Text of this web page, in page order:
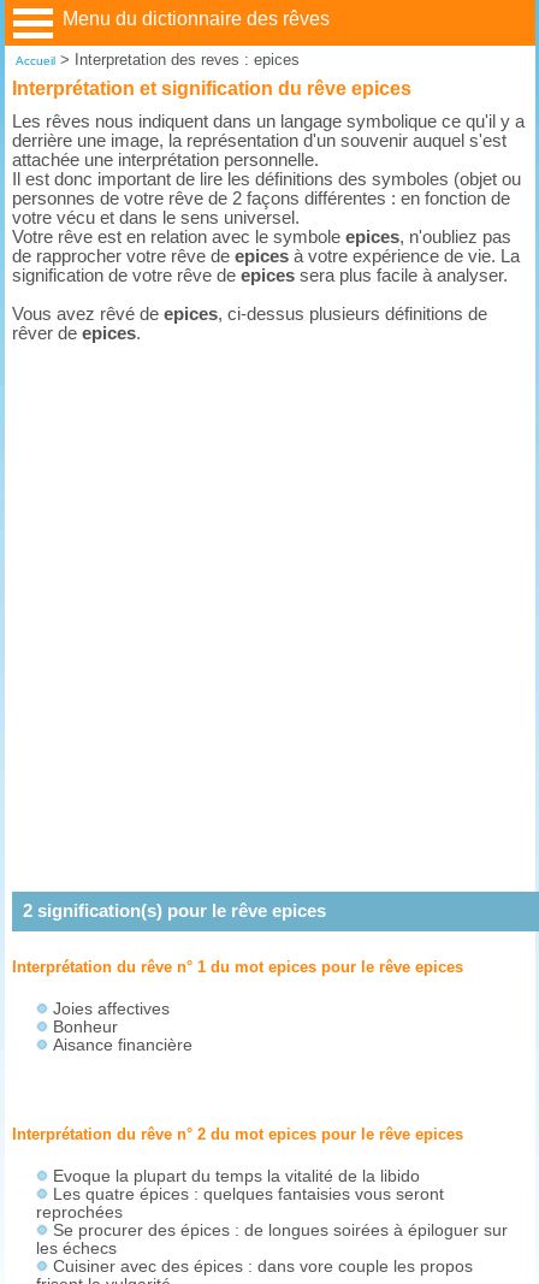
Menu du dictionnaire des rêves
Accueil> Interpretation des reves : epices
Interprétation et signification du rêve epices
Les rêves nous indiquent dans un langage symbolique ce qu'il y a
derrière une image, la représentation d'un souvenir auquel s'est
attachée une interprétation personnelle.
Il est donc important de lire les définitions des symboles (objet ou
personnes de votre rêve de 2 façons différentes : en fonction de
votre vécu et dans le sens universel.
Votre rêve est en relation avec le symboleepices, n'oubliez pas
de rapprocher votre rêve deepices à votre expérience de vie. La
signification de votre rêve deepices sera plus facile à analyser.
Vous avez rêvé deepices, ci-dessus plusieurs définitions de
rêver deepices.
2signification(s) pour le rêve epices
Interprétation du rêve n° 1 du mot epices pour le rêveepices
Joies affectives
Bonheur
Aisance financière
Interprétation du rêve n° 2 du mot epices pour le rêveepices
Evoque la plupart du temps la vitalité de la libido
Les quatre épices : quelques fantaisies vous seront
reprochées
Se procurer des épices : de longues soirées à épiloguer sur
les échecs
Cuisiner avec des épices : dans vore couple les propos